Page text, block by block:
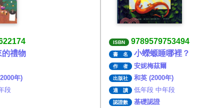
的禮物
年)
段
ISBN 9789579753494
書 名 小蠑螈睡哪裡？
作 者 安妮梅茲爾
出版社 和英 (2000年)
適 讀 低年段 中年段
認證數 基礎認證